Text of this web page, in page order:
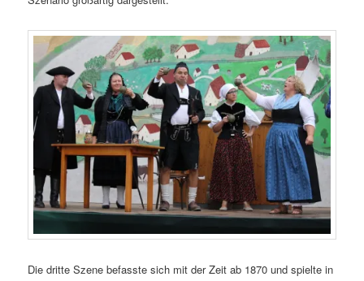
Die dritte Szene befasste sich mit der Zeit ab 1870 und spielte in